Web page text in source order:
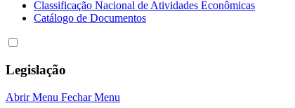
Classificação Nacional de Atividades Econômicas
Catálogo de Documentos
Legislação
Abrir Menu Fechar Menu